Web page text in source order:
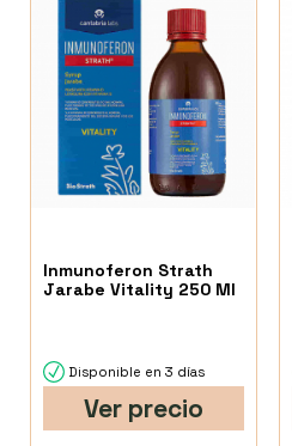
Inmunoferon Strath
Jarabe Vitality 250 Ml
Disponible en 3 días
Ver precio